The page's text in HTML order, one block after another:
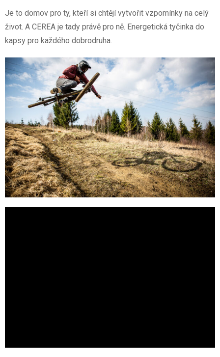
Je to domov pro ty, kteří si chtějí vytvořit vzpomínky na celý
život. A CEREA je tady právě pro ně. Energetická tyčinka do
kapsy pro každého dobrodruha.